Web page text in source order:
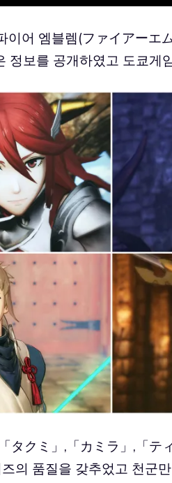
이어 엠블렘(ファイアーエ
정보를 공개하였고 도쿄게
タクミ」,「カミラ」,「テ
의 품질을 갖추었고 천군